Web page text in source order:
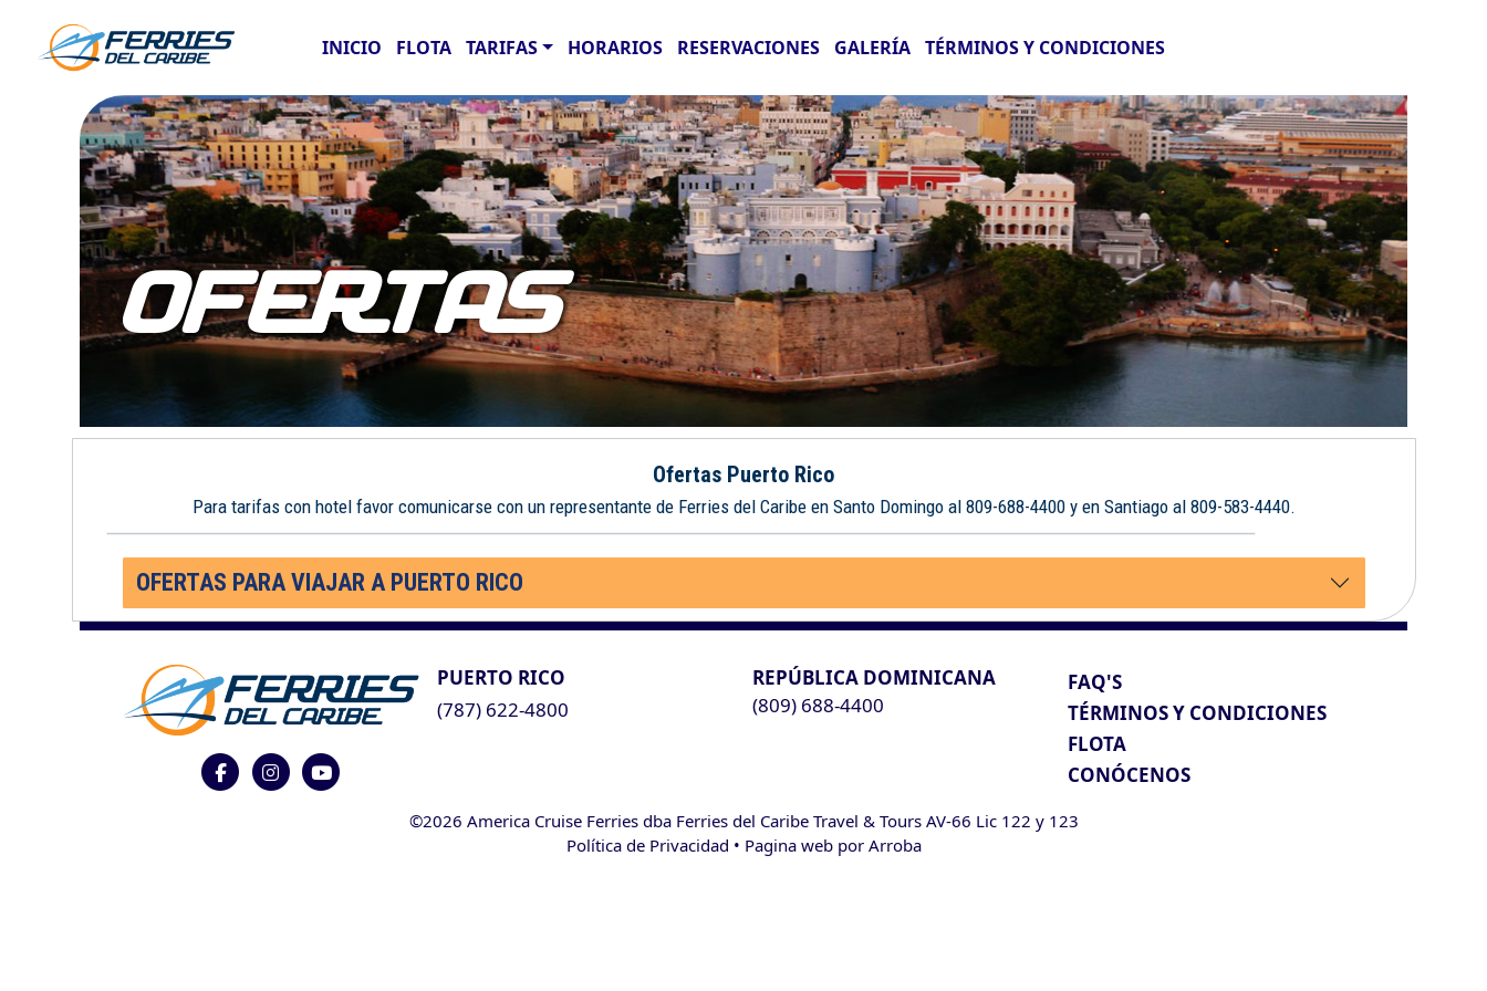
INICIO FLOTA TARIFAS HORARIOS RESERVACIONES GALERÍA TÉRMINOS Y CONDICIONES
OFERTAS
Ofertas Puerto Rico
Para tarifas con hotel favor comunicarse con un representante de Ferries del Caribe en Santo Domingo al 809-688-4400 y en Santiago al 809-583-4440.
OFERTAS PARA VIAJAR A PUERTO RICO
PUERTO RICO
(787) 622-4800
REPÚBLICA DOMINICANA
(809) 688-4400
FAQ'S
TÉRMINOS Y CONDICIONES
FLOTA
CONÓCENOS
©2026 America Cruise Ferries dba Ferries del Caribe Travel & Tours AV-66 Lic 122 y 123
Política de Privacidad • Pagina web por Arroba